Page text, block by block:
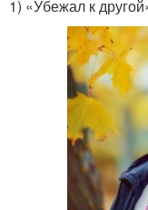
1) «Убежал к